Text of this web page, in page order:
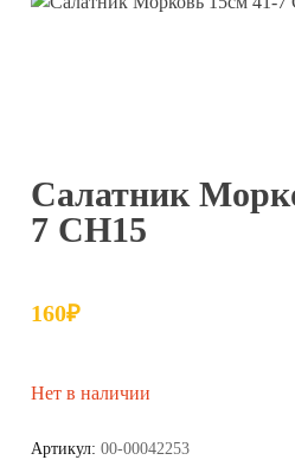
Салатник
7 СН15
160₽
Нет в наличии
Артикул:00-00042253